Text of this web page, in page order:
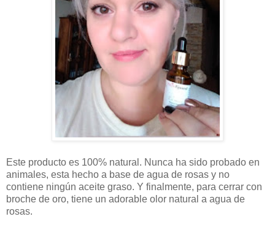
Este producto es 100% natural. Nunca ha sido probado en
animales, esta hecho a base de agua de rosas y no
contiene ningún aceite graso. Y finalmente, para cerrar con
broche de oro, tiene un adorable olor natural a agua de
rosas.